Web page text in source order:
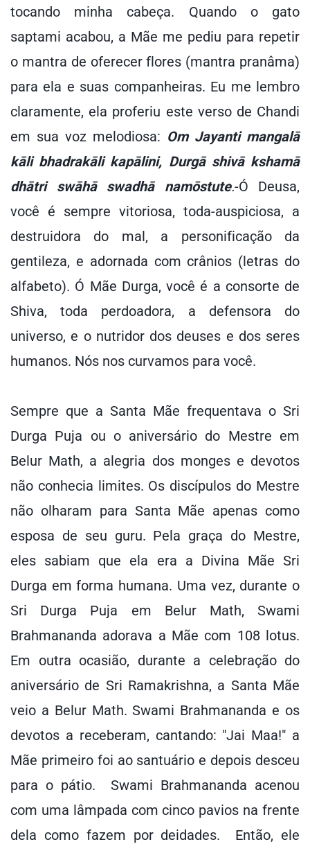
tocando minha cabeça. Quando o gato
saptami acabou, a Mãe me pediu para repetir
o mantra de oferecer flores (mantra pranâma)
para ela e suas companheiras. Eu me lembro
claramente, ela proferiu este verso de Chandi
em sua voz melodiosa: Om Jayanti mangalā
kāli bhadrakāli kapālini, Durgā shivā kshamā
dhātri swāhā swadhā namōstute.-Ó Deusa,
você é sempre vitoriosa, toda-auspiciosa, a
destruidora do mal, a personificação da
gentileza, e adornada com crânios (letras do
alfabeto). Ó Mãe Durga, você é a consorte de
Shiva, toda perdoadora, a defensora do
universo, e o nutridor dos deuses e dos seres
humanos. Nós nos curvamos para você.
Sempre que a Santa Mãe frequentava o Sri
Durga Puja ou o aniversário do Mestre em
Belur Math, a alegria dos monges e devotos
não conhecia limites. Os discípulos do Mestre
não olharam para Santa Mãe apenas como
esposa de seu guru. Pela graça do Mestre,
eles sabiam que ela era a Divina Mãe Sri
Durga em forma humana. Uma vez, durante o
Sri Durga Puja em Belur Math, Swami
Brahmananda adorava a Mãe com 108 lotus.
Em outra ocasião, durante a celebração do
aniversário de Sri Ramakrishna, a Santa Mãe
veio a Belur Math. Swami Brahmananda e os
devotos a receberam, cantando: "Jai Maa!" a
Mãe primeiro foi ao santuário e depois desceu
para o pátio. Swami Brahmananda acenou
com uma lâmpada com cinco pavios na frente
dela como fazem por deidades. Então, ele